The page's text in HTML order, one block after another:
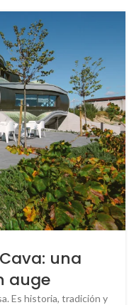
una
auge
Es historia, tradición y